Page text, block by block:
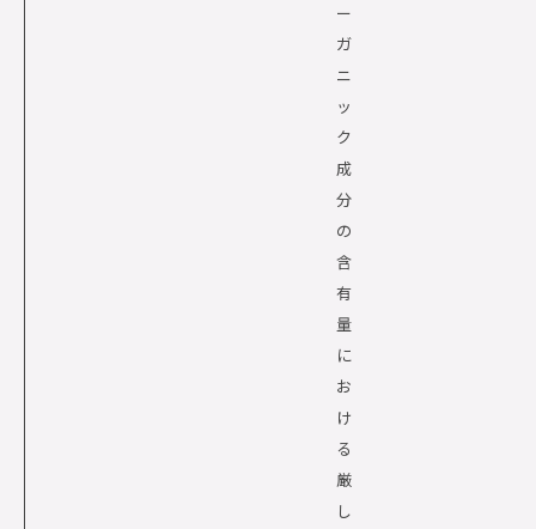
ー
ガ
ニ
ッ
ク
成
分
の
含
有
量
に
お
け
る
厳
し